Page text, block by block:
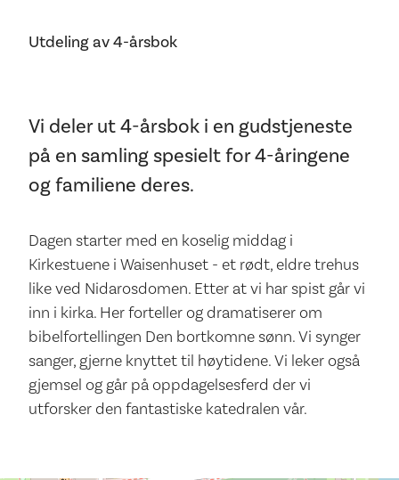
Utdeling av 4-årsbok
Vi deler ut 4-årsbok i en gudstjeneste
på en samling spesielt for 4-åringene
og familiene deres.
Dagen starter med en koselig middag i
Kirkestuene i Waisenhuset - et rødt, eldre trehus
like ved Nidarosdomen. Etter at vi har spist går vi
inn i kirka. Her forteller og dramatiserer om
bibelfortellingen Den bortkomne sønn. Vi synger
sanger, gjerne knyttet til høytidene. Vi leker også
gjemsel og går på oppdagelsesferd der vi
utforsker den fantastiske katedralen vår.